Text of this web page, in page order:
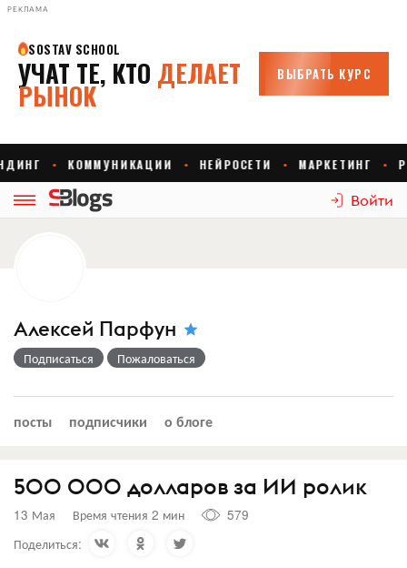
РЕКЛАМА
Войти
Алексей Парфун
Подписаться Пожаловаться
посты подписчики о блоге
500 000 долларов за ИИ ролик
13 Мая Время чтения 2 мин
579
Поделиться: